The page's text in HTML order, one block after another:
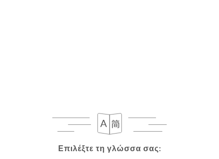
Επιλέξτε τη γλώσσα σας:
Επιλέξτε τη γλώσσα σας: